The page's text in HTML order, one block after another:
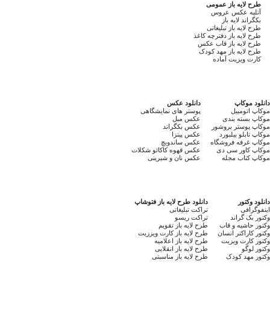
طرح لایه باز عمومی
آتلیه عکس عروس
بکگراند لایه باز
طرح لایه باز تبلیغاتی
طرح لایه باز دفترچه کاغذ
طرح لایه باز قاب عکس
طرح لایه باز مهد کودک
کارت ویزیت آماده
دانلود موکاپ
موکاپ اتومبیل
موکاپ بسته بندی
موکاپ پوستر بروشور
موکاپ تابلو بیلبورد
موکاپ غرفه فروشگاه
موکاپ کاور سی دی
موکاپ کتاب مجله
دانلود عکس
پوستر های نمایشگاهی
عکس مبل
عکس بکگراند
عکس پیتزا
عکس ساندویچ
عکس قهوه کاکائو شکلات
عکس نان و شیرینی
دانلود وکتور
اینفوگرافی
وکتور بک گراند
وکتور حاشیه و قاب
وکتور کاراکتر انسان
وکتور کارت ویزیت
وکتور لوگو
وکتور مهد کودک
دانلود طرح لایه باز فتوشاپ
تراکت تبلیغاتی
تراکت ریسو
طرح لایه باز تقویم
طرح لایه باز کارت ویززیت
طرح لایه باز اعلامیه
طرح لایه باز انقلابی
طرح لایه باز مناسبتی